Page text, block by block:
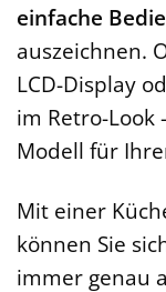
einfache
auszeichnen.
LCD-Display
im Retro-Look
Modell für
Mit einer
können Sie
immer genau